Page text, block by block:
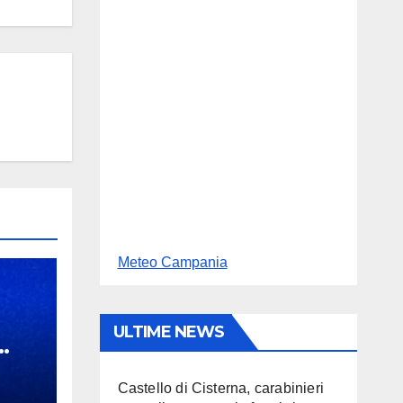
Meteo Campania
ULTIME NEWS
Castello di Cisterna, carabinieri